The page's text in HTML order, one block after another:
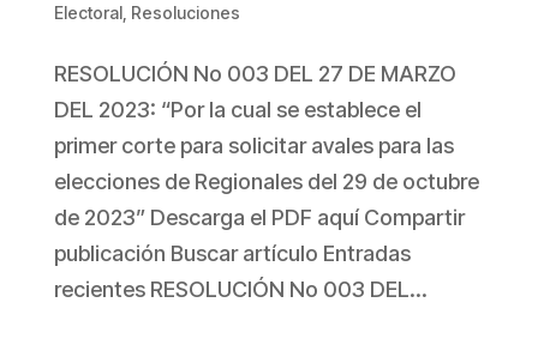
Electoral, Resoluciones
RESOLUCIÓN No 003 DEL 27 DE MARZO
DEL 2023: “Por la cual se establece el
primer corte para solicitar avales para las
elecciones de Regionales del 29 de octubre
de 2023” Descarga el PDF aquí Compartir
publicación Buscar artículo Entradas
recientes RESOLUCIÓN No 003 DEL...